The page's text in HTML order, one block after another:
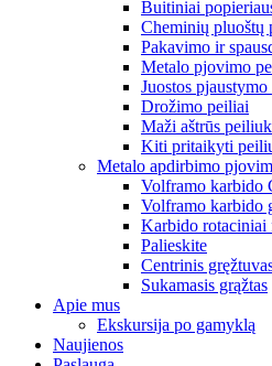
Buitiniai
Cheminių pluoštų
Pakavimo ir
Metalo pjovimo
Juostos
Drožimo peiliai
Maži aštrūs
Kiti pritaikyti
Metalo apdirbimo
Volframo karbido
Volframo karbido
Karbido rotaciniai
Palieskite
Centrinis
Sukamasis grąžtas
Apie mus
Ekskursija po gamyklą
Naujienos